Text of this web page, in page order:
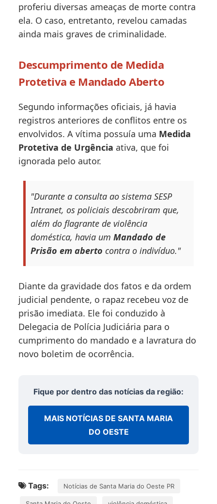
proferiu diversas ameaças de morte contra
ela. O caso, entretanto, revelou camadas
ainda mais graves de criminalidade.
Descumprimento de Medida
Protetiva e Mandado Aberto
Segundo informações oficiais, já havia
registros anteriores de conflitos entre os
envolvidos. A vítima possuía uma Medida
Protetiva de Urgência ativa, que foi
ignorada pelo autor.
"Durante a consulta ao sistema SESP
Intranet, os policiais descobriram que,
além do flagrante de violência
doméstica, havia um Mandado de
Prisão em aberto contra o indivíduo."
Diante da gravidade dos fatos e da ordem
judicial pendente, o rapaz recebeu voz de
prisão imediata. Ele foi conduzido à
Delegacia de Polícia Judiciária para o
cumprimento do mandado e a lavratura do
novo boletim de ocorrência.
Fique por dentro das notícias da região:
MAIS NOTÍCIAS DE SANTA MARIA
DO OESTE
Tags: Notícias de Santa Maria do Oeste PR